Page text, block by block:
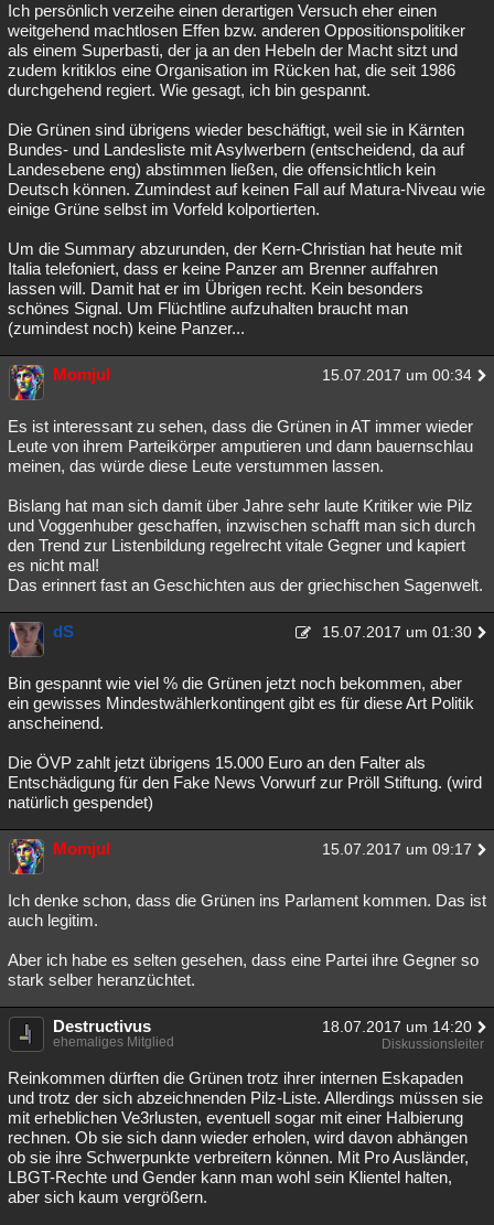
Ich persönlich verzeihe einen derartigen Versuch eher einen
weitgehend machtlosen Effen bzw. anderen Oppositionspolitiker
als einem Superbasti, der ja an den Hebeln der Macht sitzt und
zudem kritiklos eine Organisation im Rücken hat, die seit 1986
durchgehend regiert. Wie gesagt, ich bin gespannt.
Die Grünen sind übrigens wieder beschäftigt, weil sie in Kärnten
Bundes- und Landesliste mit Asylwerbern (entscheidend, da auf
Landesebene eng) abstimmen ließen, die offensichtlich kein
Deutsch können. Zumindest auf keinen Fall auf Matura-Niveau wie
einige Grüne selbst im Vorfeld kolportierten.
Um die Summary abzurunden, der Kern-Christian hat heute mit
Italia telefoniert, dass er keine Panzer am Brenner auffahren
lassen will. Damit hat er im Übrigen recht. Kein besonders
schönes Signal. Um Flüchtline aufzuhalten braucht man
(zumindest noch) keine Panzer...
Momjul 15.07.2017 um 00:34
Es ist interessant zu sehen, dass die Grünen in AT immer wieder
Leute von ihrem Parteikörper amputieren und dann bauernschlau
meinen, das würde diese Leute verstummen lassen.
Bislang hat man sich damit über Jahre sehr laute Kritiker wie Pilz
und Voggenhuber geschaffen, inzwischen schafft man sich durch
den Trend zur Listenbildung regelrecht vitale Gegner und kapiert
es nicht mal!
Das erinnert fast an Geschichten aus der griechischen Sagenwelt.
dS 15.07.2017 um 01:30
Bin gespannt wie viel % die Grünen jetzt noch bekommen, aber
ein gewisses Mindestwählerkontingent gibt es für diese Art Politik
anscheinend.
Die ÖVP zahlt jetzt übrigens 15.000 Euro an den Falter als
Entschädigung für den Fake News Vorwurf zur Pröll Stiftung. (wird
natürlich gespendet)
Momjul 15.07.2017 um 09:17
Ich denke schon, dass die Grünen ins Parlament kommen. Das ist
auch legitim.
Aber ich habe es selten gesehen, dass eine Partei ihre Gegner so
stark selber heranzüchtet.
Destructivus 18.07.2017 um 14:20
ehemaliges Mitglied Diskussionsleiter
Reinkommen dürften die Grünen trotz ihrer internen Eskapaden
und trotz der sich abzeichnenden Pilz-Liste. Allerdings müssen sie
mit erheblichen Ve3rlusten, eventuell sogar mit einer Halbierung
rechnen. Ob sie sich dann wieder erholen, wird davon abhängen
ob sie ihre Schwerpunkte verbreitern können. Mit Pro Ausländer,
LBGT-Rechte und Gender kann man wohl sein Klientel halten,
aber sich kaum vergrößern.